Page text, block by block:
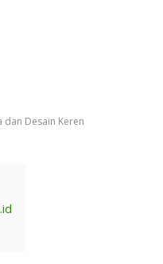
Desain Keren